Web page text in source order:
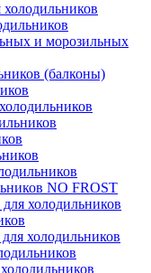
холодильников
и морозильных
(балконы)
NO FROST
холодильников
холодильников